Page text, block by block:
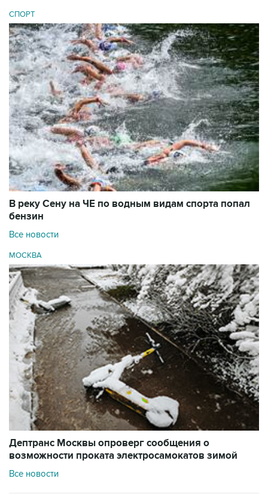
СПОРТ
В реку Сену на ЧЕ по водным видам спорта попал
бензин
Все новости
МОСКВА
Дептранс Москвы опроверг сообщения о
возможности проката электросамокатов зимой
Все новости